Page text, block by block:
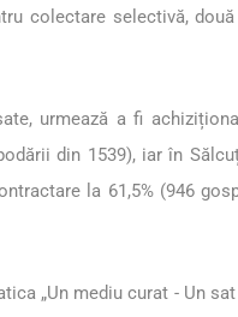
colectare selectivă,
urmează a fi
din 1539), iar în
la 61,5% (946
„Un mediu curat - Un